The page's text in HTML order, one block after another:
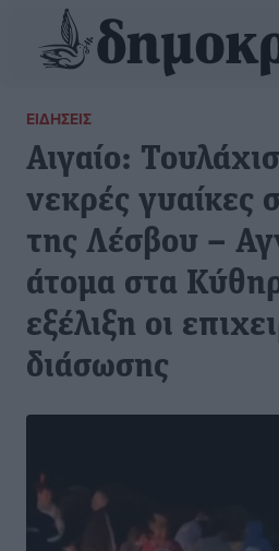
ΕΙΔΉΣΕΙΣ
Αιγαίο:
νεκρές γυαίκες
της Λέσβου –
άτομα στα
εξέλιξη οι
διάσωσης